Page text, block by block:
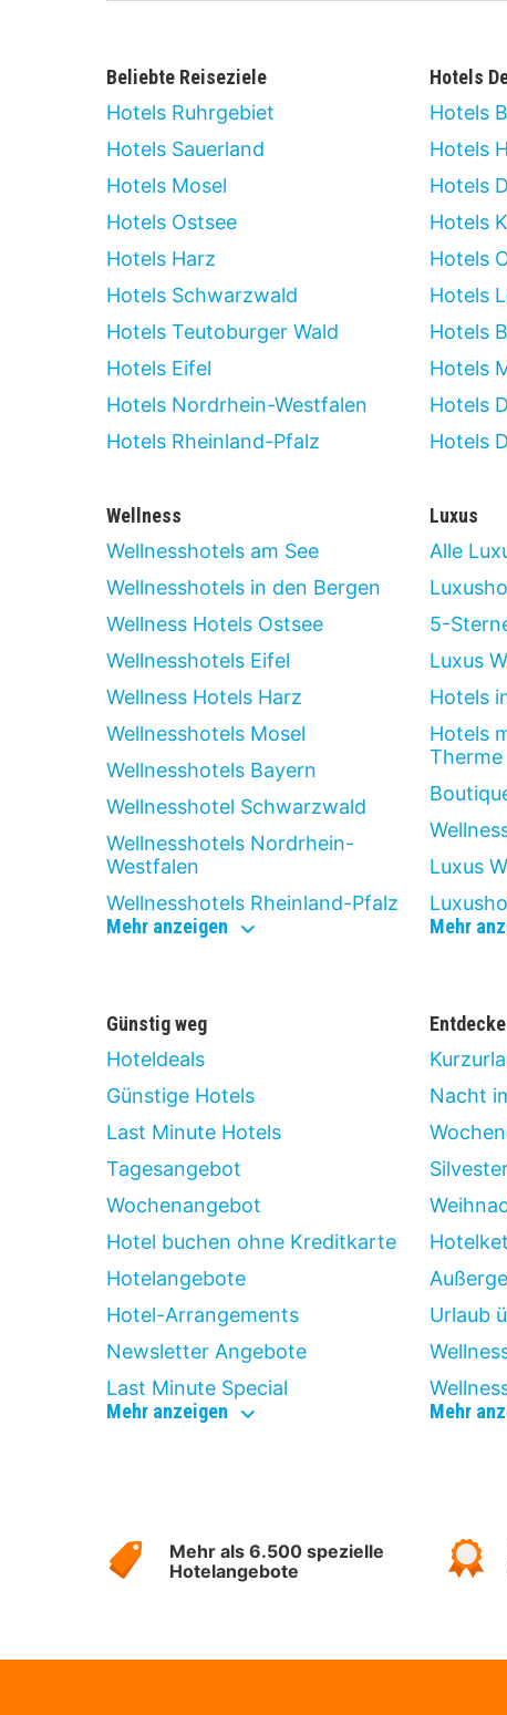
Beliebte Reiseziele
Hotels Ruhrgebiet
Hotels Sauerland
Hotels Mosel
Hotels Ostsee
Hotels Harz
Hotels Schwarzwald
Hotels Teutoburger Wald
Hotels Eifel
Hotels Nordrhein-Westfalen
Hotels Rheinland-Pfalz
Hotels
Hotels
Hotels
Hotels
Hotels
Hotels
Hotels
Hotels
Hotels
Hotels
Hotels
Wellness
Wellnesshotels am See
Wellnesshotels in den Bergen
Wellness Hotels Ostsee
Wellnesshotels Eifel
Wellness Hotels Harz
Wellnesshotels Mosel
Wellnesshotels Bayern
Wellnesshotel Schwarzwald
Wellnesshotels Nordrhein-
Westfalen
Wellnesshotels Rheinland-Pfalz
Mehr anzeigen wellness
Luxus
Alle
5-
Luxus
Hotels
Hotels
Therme
Luxus
Mehr
Günstig weg
Hoteldeals
Günstige Hotels
Last Minute Hotels
Tagesangebot
Wochenangebot
Hotel buchen ohne Kreditkarte
Hotelangebote
Hotel-Arrangements
Newsletter Angebote
Last Minute Special
Mehr anzeigen günstig
Nacht
Urlaub
Mehr
Mehr als 6.500 spezielle
Hotelangebote